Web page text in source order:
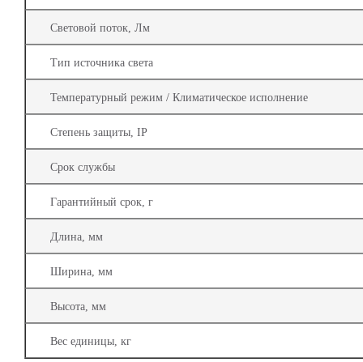
Световой поток, Лм
Тип источника света
Температурный режим / Климатическое исполнение
Степень защиты, IP
Срок службы
Гарантийный срок, г
Длина, мм
Ширина, мм
Высота, мм
Вес единицы, кг